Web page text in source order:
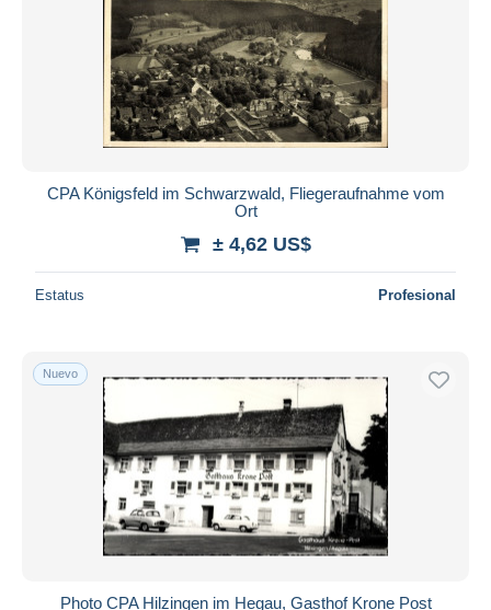
CPA Königsfeld im Schwarzwald, Fliegeraufnahme vom
Ort
± 4,62 US$
Estatus Profesional
Nuevo
Photo CPA Hilzingen im Hegau, Gasthof Krone Post